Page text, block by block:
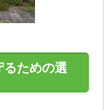
るための選